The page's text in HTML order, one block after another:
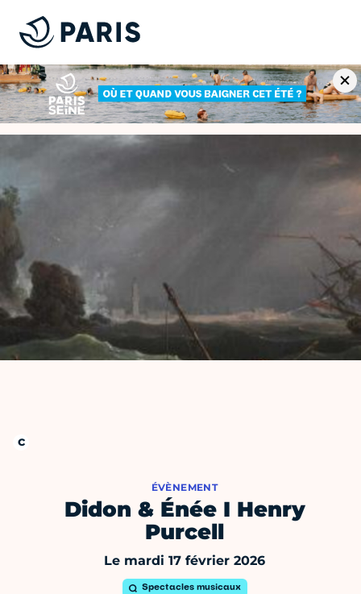
ÉVÈNEMENT
Didon & Énée I Henry
Purcell
Le mardi 17 février 2026
Spectacles musicaux